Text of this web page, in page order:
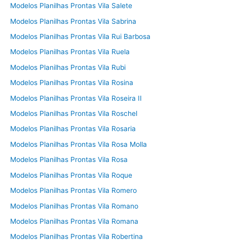
Modelos Planilhas Prontas Vila Salete
Modelos Planilhas Prontas Vila Sabrina
Modelos Planilhas Prontas Vila Rui Barbosa
Modelos Planilhas Prontas Vila Ruela
Modelos Planilhas Prontas Vila Rubi
Modelos Planilhas Prontas Vila Rosina
Modelos Planilhas Prontas Vila Roseira II
Modelos Planilhas Prontas Vila Roschel
Modelos Planilhas Prontas Vila Rosaria
Modelos Planilhas Prontas Vila Rosa Molla
Modelos Planilhas Prontas Vila Rosa
Modelos Planilhas Prontas Vila Roque
Modelos Planilhas Prontas Vila Romero
Modelos Planilhas Prontas Vila Romano
Modelos Planilhas Prontas Vila Romana
Modelos Planilhas Prontas Vila Robertina